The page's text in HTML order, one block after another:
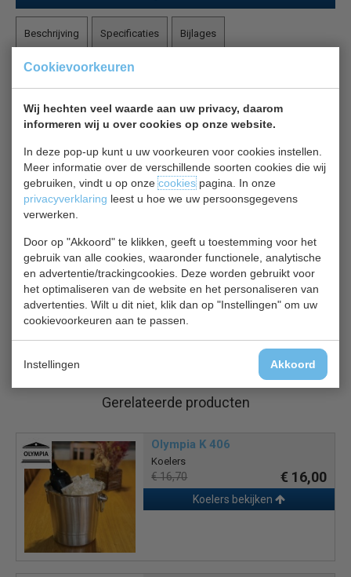
Cookievoorkeuren
Wij hechten veel waarde aan uw privacy, daarom
informeren wij u over cookies op onze website.
In deze pop-up kunt u uw voorkeuren voor cookies instellen.
Meer informatie over de verschillende soorten cookies die wij
gebruiken, vindt u op onzecookiespagina. In onze
privacyverklaring leest u hoe we uw persoonsgegevens
verwerken.
Door op "Akkoord" te klikken, geeft u toestemming voor het
gebruik van alle cookies, waaronder functionele, analytische
en advertentie/trackingcookies. Deze worden gebruikt voor
het optimaliseren van de website en het personaliseren van
advertenties. Wilt u dit niet, klik dan op "Instellingen" om uw
cookievoorkeuren aan te passen.
Instellingen Akkoord
Beschrijving Specificaties Bijlages
Tefcold KBAK 104+ koelkist wit
Tefcold KBAK 104+ flessenkoeler met een dichte
schuifdeksels. Deze flessenkoeler is ook zeer geschikt
voor evenementen.
De flessenkoeler is uitgerust sterke wielen en stootranden
Laag energieverbruik
Verwijderbare bovenkant voor eenvoudig bijvullen
Ideaal voor de opslag van kratten bier en frisdrank
Sterke wielen
Stootstaven
Platte dichte schuifdeksels
Statische koeling
Gerelateerde producten
Olympia K 406
Koelers
€ 16,70 € 16,00
Koelers bekijken